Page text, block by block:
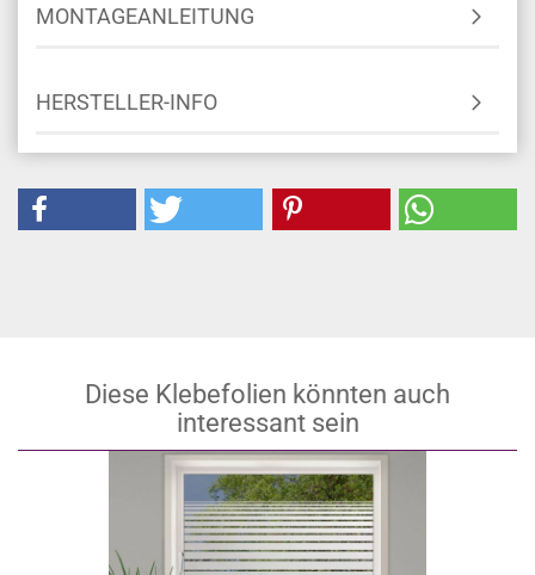
MONTAGEANLEITUNG
HERSTELLER-INFO
Diese Klebefolien könnten auch
interessant sein